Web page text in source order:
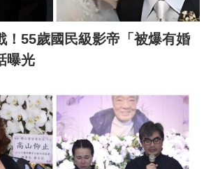
！55歲國民級影帝「被爆有婚
曝光